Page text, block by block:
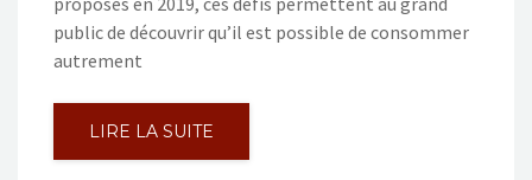
public de découvrir qu’il est possible de consommer
autrement
LIRE LA SUITE